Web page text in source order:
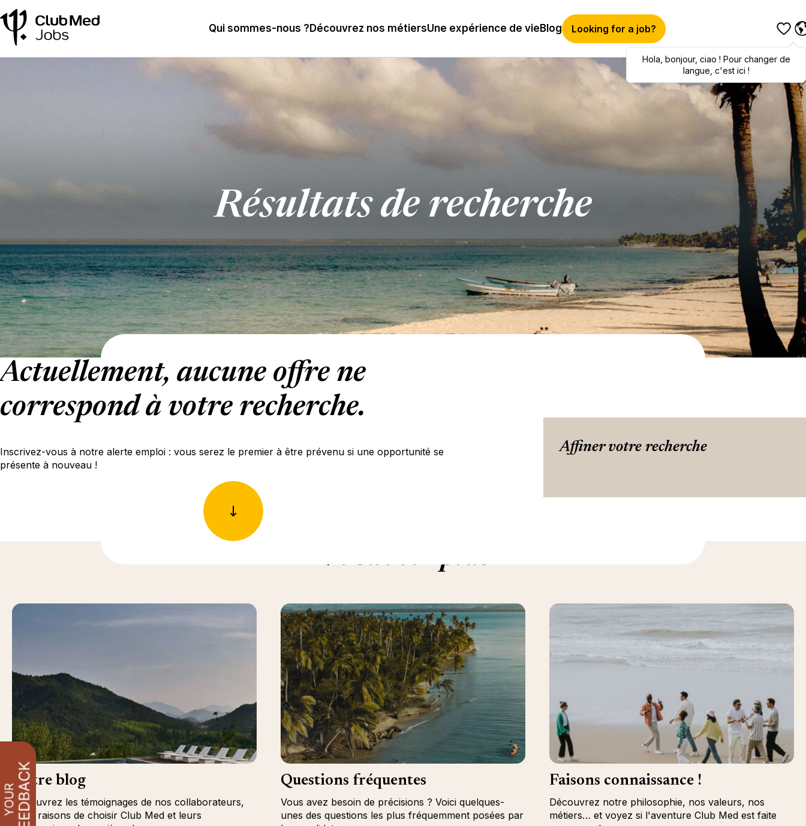
Qui sommes-nous ? Découvrez nos métiersUne expérience de vie Blog Looking for a job?
Hola,bonjour,ciao! To switch
languages, click here!
Hola bonjour, ciao ! Pour changer de
langue, c'est ici !
Résultats de recherche
Actuellement, aucune offre ne
correspond à votre recherche.
Inscrivez-vous à notre alerte emploi : vous serez le premier à être prévenu si une opportunité se
présente à nouveau !
Affiner votre recherche
En savoir plus
Notre blog
Découvrez les témoignages de nos collaborateurs,
leurs raisons de choisir Club Med et leurs
Questions fréquentes
Vous avez besoin de précisions ? Voici quelques-
unes des questions les plus fréquemment posées par
Faisons connaissance !
Découvrez notre philosophie, nos valeurs, nos
métiers… et voyez si l'aventure Club Med est faite